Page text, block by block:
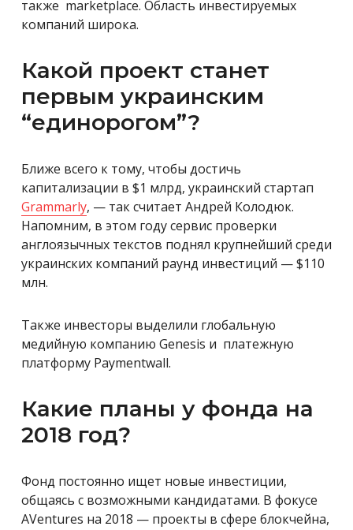
также marketplace. Область инвестируемых
компаний широка.
Какой проект станет
первым украинским
“единорогом”?
Ближе всего к тому, чтобы достичь
капитализации в $1 млрд, украинский стартап
Grammarly, — так считает Андрей Колодюк.
Напомним, в этом году сервис проверки
англоязычных текстов поднял крупнейший среди
украинских компаний раунд инвестиций — $110
млн.
Также инвесторы выделили глобальную
медийную компанию Genesis и платежную
платформу Paymentwall.
Какие планы у фонда на
2018 год?
Фонд постоянно ищет новые инвестиции,
общаясь с возможными кандидатами. В фокусе
AVentures на 2018 — проекты в сфере блокчейна,